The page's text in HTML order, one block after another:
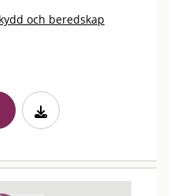
och beredskap